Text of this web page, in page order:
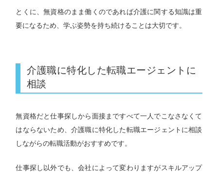
とくに、無資格のまま働くのであれば介護に関する知識は重
要になるため、学ぶ姿勢を持ち続けることは大切です。
介護職に特化した転職エージェントに
相談
無資格だと仕事探しから面接まですべて一人でこなさなくて
はならないため、介護職に特化した転職エージェントに相談
しながらの転職活動がおすすめです。
仕事探し以外でも、会社によって変わりますがスキルアップ